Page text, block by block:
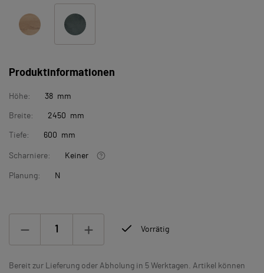
Produktinformationen
Höhe: 38 mm
Breite: 2450 mm
Tiefe: 600 mm
Scharniere: Keiner
Planung: N
Vorrätig
Bereit zur Lieferung oder Abholung in 5 Werktagen. Artikel können